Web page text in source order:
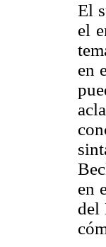
El
el
en
en
del